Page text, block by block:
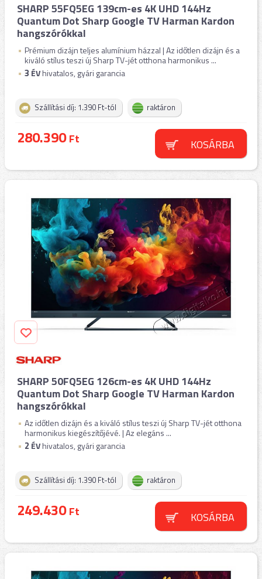
SHARP 55FQ5EG 139cm-es 4K UHD 144Hz
Quantum Dot Sharp Google TV Harman Kardon
hangszórókkal
Prémium dizájn teljes alumínium házzal | Az időtlen dizájn és a
kiváló stílus teszi új Sharp TV-jét otthona harmonikus ...
3 ÉVhivatalos, gyári garancia
Szállítási díj: 1.390 Ft-tól raktáron
280.390Ft KOSÁRBA
SHARP 50FQ5EG 126cm-es 4K UHD 144Hz
Quantum Dot Sharp Google TV Harman Kardon
hangszórókkal
Az időtlen dizájn és a kiváló stílus teszi új Sharp TV-jét otthona
harmonikus kiegészítőjévé. | Az elegáns ...
2 ÉVhivatalos, gyári garancia
Szállítási díj: 1.390 Ft-tól raktáron
249.430Ft KOSÁRBA